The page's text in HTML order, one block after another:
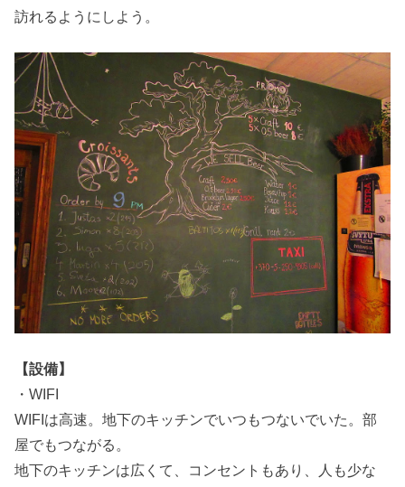
訪れるようにしよう。
【設備】
・WIFI
WIFIは高速。地下のキッチンでいつもつないでいた。部
屋でもつながる。
地下のキッチンは広くて、コンセントもあり、人も少な